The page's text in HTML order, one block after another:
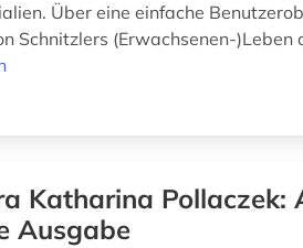
Über eine einfache
Schnitzlers (Erwachsenen-
Katharina Pollaczek:
Ausgabe